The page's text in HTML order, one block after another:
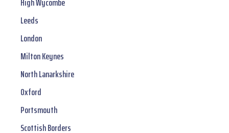
Leeds
London
Milton Keynes
North Lanarkshire
Oxford
Portsmouth
Scottish Borders